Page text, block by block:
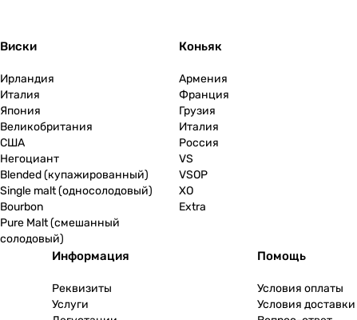
Виски
Ирландия
Италия
Япония
Великобритания
США
Негоциант
Blended (купажированный)
Single malt (односолодовый)
Bourbon
Pure Malt (смешанный
солодовый)
Коньяк
Армения
Франция
Грузия
Италия
Россия
VS
VSOP
XO
Extra
Информация
Реквизиты
Услуги
Помощь
Условия оплаты
Условия доставки